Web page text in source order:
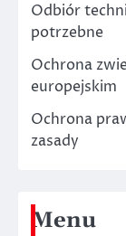
Odbiór
potrzebne
Ochrona
europejskim
Ochrona
zasady
Menu